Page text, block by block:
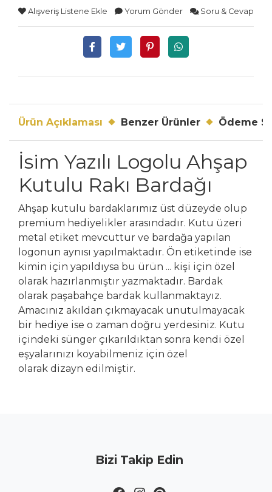
Alışveriş Listene Ekle Yorum Gönder Soru & Cevap
Ürün Açıklaması Benzer Ürünler Ödeme
İsim Yazılı Logolu Ahşap
Kutulu Rakı Bardağı
Ahşap kutulu bardaklarımız üst düzeyde olup
premium hediyelikler arasındadır. Kutu üzeri
metal etiket mevcuttur ve bardağa yapılan
logonun aynısı yapılmaktadır. Ön etiketinde ise
kimin için yapıldıysa bu ürün ... kişi için özel
olarak hazırlanmıştır yazmaktadır. Bardak
olarak paşabahçe bardak kullanmaktayız.
Amacınız akıldan çıkmayacak unutulmayacak
bir hediye ise o zaman doğru yerdesiniz. Kutu
içindeki sünger çıkarıldıktan sonra kendi özel
eşyalarınızı koyabilmeniz için özel
olarak dizayn edilmiştir.
Bizi Takip Edin